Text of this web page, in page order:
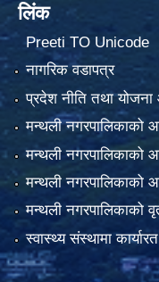
लिंक
Preeti TO Unicode
नागरिक वडापत्र
प्रदेश नीति तथा
मन्थली नगरपालिकाको
मन्थली नगरपालिकाको
मन्थली नगरपालिकाको
मन्थली नगरपालिकाको
स्वास्थ्य संस्थामा